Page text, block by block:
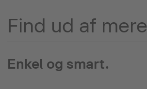
Find ud af mere
Enkel og smart.